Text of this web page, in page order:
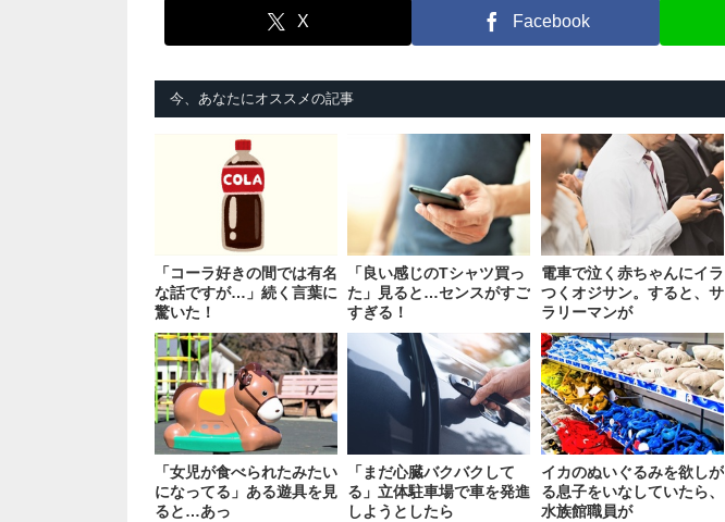
X Facebook
今、あなたにオススメの記事
「コーラ好きの間では有名
な話ですが…」続く言葉に
驚いた！
「良い感じのTシャツ買っ
た」見ると…センスがすご
すぎる！
電車で泣く赤ちゃんにイラ
つくオジサン。すると、サ
ラリーマンが
「女児が食べられたみたい
になってる」ある遊具を見
ると…あっ
「まだ心臓バクバクして
る」立体駐車場で車を発進
しようとしたら
イカのぬいぐるみを欲しが
る息子をいなしていたら、
水族館職員が